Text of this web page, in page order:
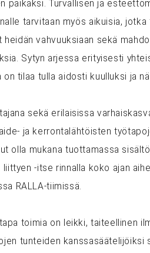
paikaksi. Turvallisen ja
tarvitaan myös aikuisia,
heidän vahvuuksiaan sekä
Sytyn arjessa erityisesti
tilaa tulla aidosti kuulluksi ja
sekä erilaisissa
ja kerrontalähtöisten
olla mukana tuottamassa
-itse rinnalla koko ajan
RALLA-tiimissä.
toimia on leikki, taiteellinen
tunteiden kanssasäätelijöiksi